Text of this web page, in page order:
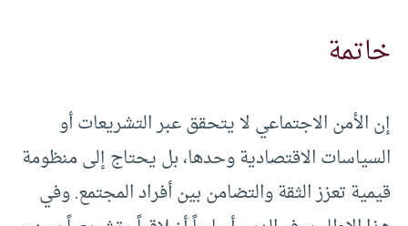
خاتمة
إن الأمن الاجتماعي لا يتحقق عبر التشريعات أو
السياسات الاقتصادية وحدها، بل يحتاج إلى منظومة
قيمية تعزز الثقة والتضامن بين أفراد المجتمع. وفي